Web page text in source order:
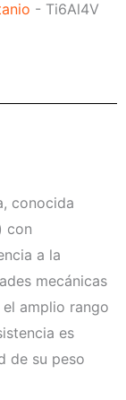
- Ti6Al4V
conocida
con
a la
mecánicas
amplio rango
es
de su peso